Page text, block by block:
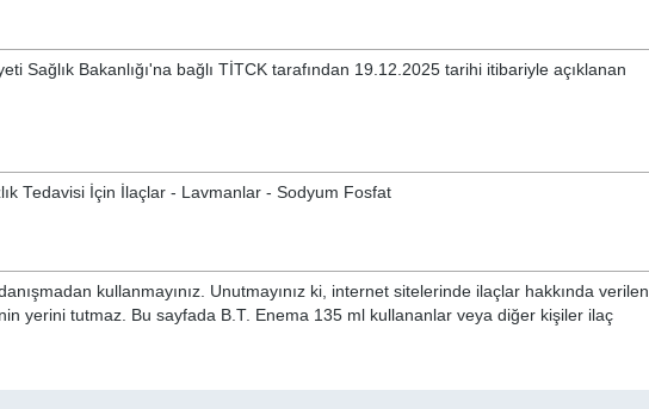
Sağlık Bakanlığı'na bağlı TİTCK tarafından 19.12.2025 tarihi itibariyle açıklanan
Tedavisi İçin İlaçlar - Lavmanlar - Sodyum Fosfat
kullanmayınız. Unutmayınız ki, internet sitelerinde ilaçlar hakkında verilen
yerini tutmaz. Bu sayfada B.T. Enema 135 ml kullananlar veya diğer kişiler ilaç